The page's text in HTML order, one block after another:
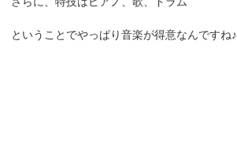
ということでやっぱり音楽が得意なんですね♪